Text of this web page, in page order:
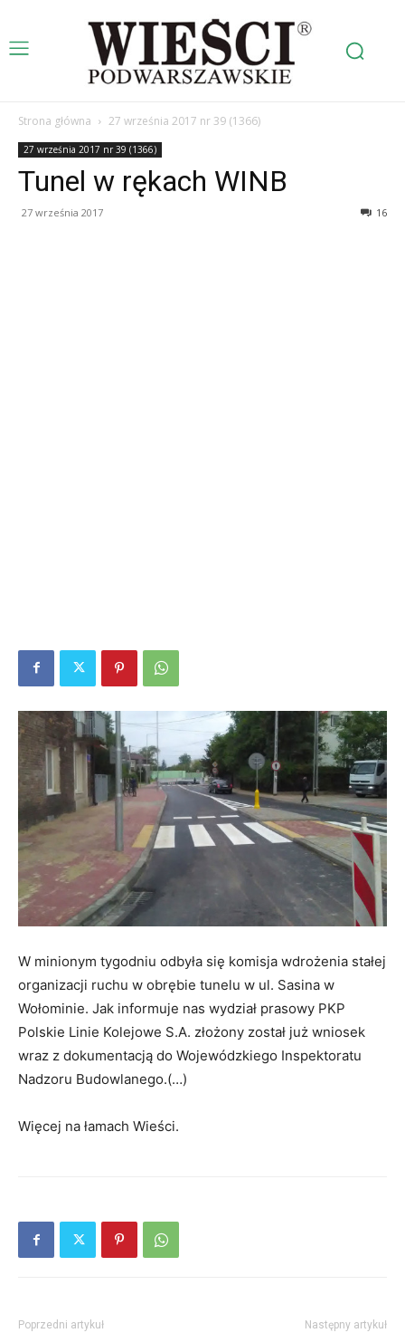
Strona główna 27 września 2017 nr 39 (1366)
27 września 2017 nr 39 (1366)
Tunel w rękach WINB
27 września 2017 16
W minionym tygodniu odbyła się komisja wdrożenia stałej
organizacji ruchu w obrębie tunelu w ul. Sasina w
Wołominie. Jak informuje nas wydział prasowy PKP
Polskie Linie Kolejowe S.A. złożony został już wniosek
wraz z dokumentacją do Wojewódzkiego Inspektoratu
Nadzoru Budowlanego.(…)
Więcej na łamach Wieści.
Poprzedni artykuł Następny artykuł